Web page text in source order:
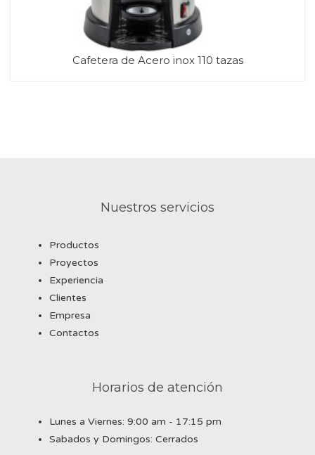
Cafetera de Acero inox 110 tazas
Nuestros servicios
Productos
Proyectos
Experiencia
Clientes
Empresa
Contactos
Horarios de atención
Lunes a Viernes: 9:00 am - 17:15 pm
Sabados y Domingos: Cerrados